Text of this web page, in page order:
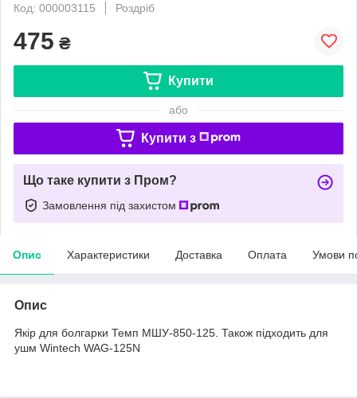
Код: 000003115
Роздріб
475 ₴
Купити
або
Купити з
Що таке купити з Пром?
Замовлення під захистом
Опис Характеристики Доставка Оплата Умови
Опис
Якір для болгарки Темп МШУ-850-125. Також підходить для
ушм Wintech WAG-125N